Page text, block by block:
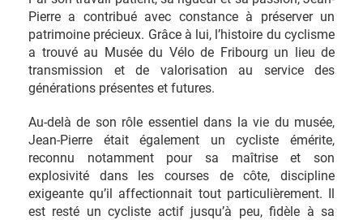
Pierre a contribué avec constance à préserver un
patrimoine précieux. Grâce à lui, l’histoire du cyclisme
a trouvé au Musée du Vélo de Fribourg un lieu de
transmission et de valorisation au service des
générations présentes et futures.
Au-delà de son rôle essentiel dans la vie du musée,
Jean-Pierre était également un cycliste émérite,
reconnu notamment pour sa maîtrise et son
explosivité dans les courses de côte, discipline
exigeante qu’il affectionnait tout particulièrement. Il
est resté un cycliste actif jusqu’à peu, fidèle à sa